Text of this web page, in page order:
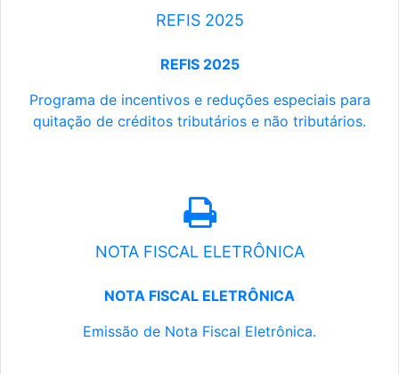
REFIS 2025
REFIS 2025
Programa de incentivos e reduções especiais para
quitação de créditos tributários e não tributários.
NOTA FISCAL ELETRÔNICA
NOTA FISCAL ELETRÔNICA
Emissão de Nota Fiscal Eletrônica.